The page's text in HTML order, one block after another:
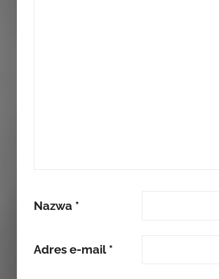
Nazwa *
Adres e-mail *